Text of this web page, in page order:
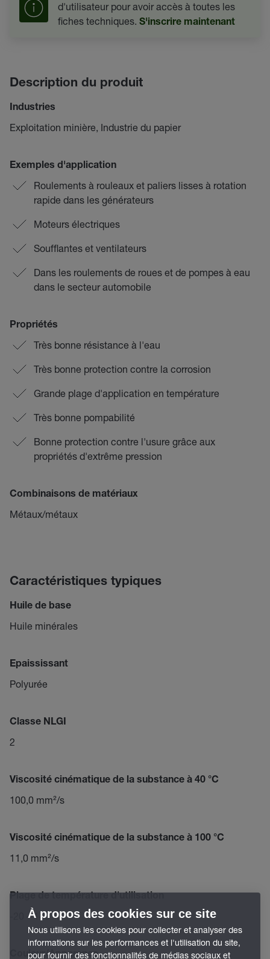
d'utilisateur pour avoir accès à toutes les
fiches techniques. S'inscrire maintenant
Description du produit
Industries
Exploitation minière, Industrie du papier
Exemples d'application
Roulements à rouleaux et paliers lisses à rotation
rapide dans les générateurs
Moteurs électriques
Soufflantes et ventilateurs
Dans les roulements de roues et de pompes à eau
dans le secteur automobile
Propriétés
Très bonne résistance à l'eau
Très bonne protection contre la corrosion
Grande plage d'application en température
Très bonne pompabilité
Bonne protection contre l'usure grâce aux
propriétés d'extrême pression
Combinaisons de matériaux
Métaux/métaux
Caractéristiques typiques
Huile de base
Huile minérales
Epaississant
Polyurée
Classe NLGI
2
Viscosité cinématique de la substance à 40 °C
100,0 mm²/s
Viscosité cinématique de la substance à 100 °C
11,0 mm²/s
Plage de température d'utilisation
-20 – 140 °C
Couleur/Apparence
À propos des cookies sur ce site
Nous utilisons les cookies pour collecter et analyser des
informations sur les performances et l'utilisation du site,
pour fournir des fonctionnalités de médias sociaux et